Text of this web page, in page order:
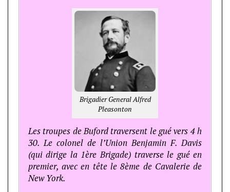
Brigadier General Alfred
Pleasonton
Les troupes de Buford traversent le gué vers 4 h
30. Le colonel de l’Union Benjamin F. Davis
(qui dirige la 1ère Brigade) traverse le gué en
premier, avec en tête le 8ème de Cavalerie de
New York.